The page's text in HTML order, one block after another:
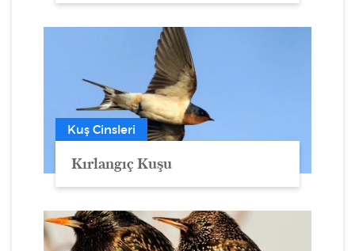
Kuş Cinsleri
Kırlangıç Kuşu